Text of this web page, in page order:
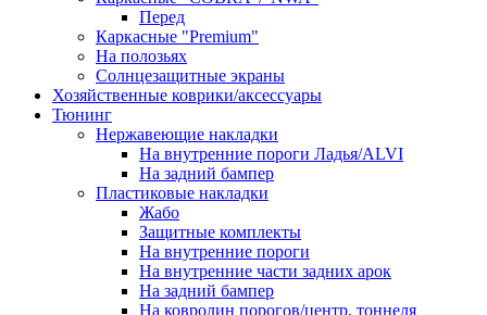
Перед
Каркасные "Premium"
На полозьях
Солнцезащитные экраны
Хозяйственные коврики/аксессуары
Тюнинг
Нержавеющие накладки
На внутренние пороги Ладья/ALVI
На задний бампер
Пластиковые накладки
Жабо
Защитные комплекты
На внутренние пороги
На внутренние части задних арок
На задний бампер
На ковролин порогов/центр. тоннеля